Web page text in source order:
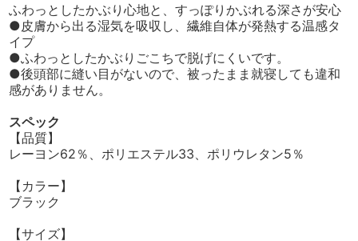
ふわっとしたかぶり心地と、すっぽりかぶれる深さが安心
●皮膚から出る湿気を吸収し、繊維自体が発熱する温感タ
イプ
●ふわっとしたかぶりごこちで脱げにくいです。
●後頭部に縫い目がないので、被ったまま就寝しても違和
感がありません。
スペック
【品質】
レーヨン62％、ポリエステル33、ポリウレタン5％
【カラー】
ブラック
【サイズ】